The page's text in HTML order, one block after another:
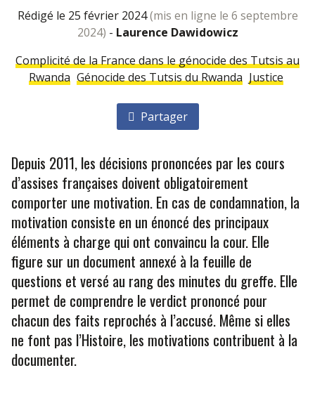
rédigé le 25 février 2024(mis en ligne le 6 septembre
2024) - Laurence Dawidowicz
Complicité de la France dans le génocide des Tutsis au
Rwanda Génocide des Tutsis du Rwanda Justice
Partager
Depuis 2011, les décisions prononcées par les cours
d’assises françaises doivent obligatoirement
comporter une motivation. En cas de condamnation, la
motivation consiste en un énoncé des principaux
éléments à charge qui ont convaincu la cour. Elle
figure sur un document annexé à la feuille de
questions et versé au rang des minutes du greffe. Elle
permet de comprendre le verdict prononcé pour
chacun des faits reprochés à l’accusé. Même si elles
ne font pas l’Histoire, les motivations contribuent à la
documenter.